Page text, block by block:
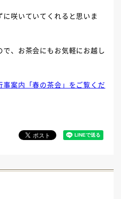
咲いていてくれると思いま
、お茶会にもお気軽にお越し
案内「春の茶会」をご覧くだ